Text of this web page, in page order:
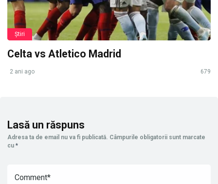
Știri
Celta vs Atletico Madrid
2 ani ago 679
Lasă un răspuns
Adresa ta de email nu va fi publicată. Câmpurile obligatorii sunt marcate
cu *